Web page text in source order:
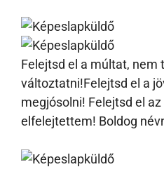
Felejtsd el a múltat, nem
változtatni!Felejtsd el a
megjósolni! Felejtsd el
elfelejtettem! Boldog